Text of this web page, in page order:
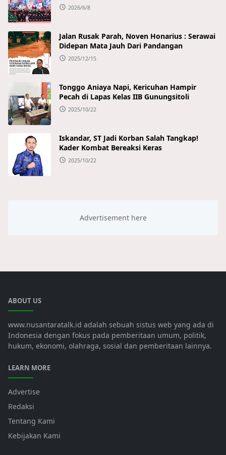
2026/6/8
Jalan Rusak Parah, Noven Honarius : Serawai
Didepan Mata Jauh Dari Pandangan
2025/12/15
Tonggo Aniaya Napi, Kericuhan Hampir
Pecah di Lapas Kelas IIB Gunungsitoli
2025/10/22
Iskandar, ST Jadi Korban Salah Tangkap!
Kader Kombat Bereaksi Keras
2025/10/22
ABOUT US
www.nusantaratalk.id adalah sebuah sistus web yang ada di
Indonesia dengan fokus pada pemberitaan umum, politik,
hukum, ekonomi, olahraga, sosial dan pemberitaan lainnya.
LEARN MORE
Advertise
Redaksi
Tentang Kami
Kebijakan Kami